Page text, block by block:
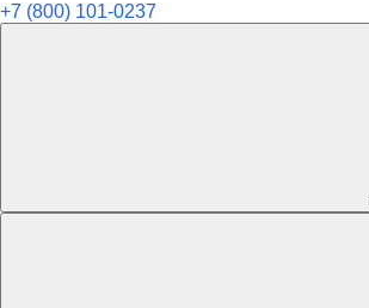
+7 (800) 101-0237